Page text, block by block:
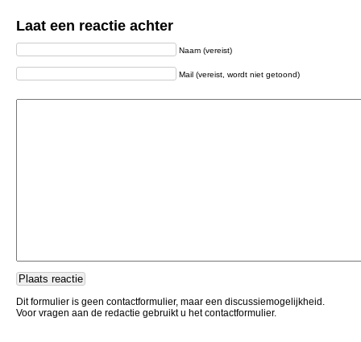
Laat een reactie achter
Naam (vereist)
Mail (vereist, wordt niet getoond)
Dit formulier is geen contactformulier, maar een discussiemogelijkheid.
Voor vragen aan de redactie gebruikt u het contactformulier.